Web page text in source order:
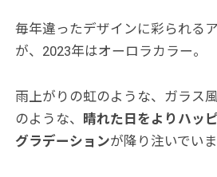
毎年違ったデザインに彩られる
が、2023年はオーロラカラー。
雨上がりの虹のような、ガラス
のような、 晴れた日をよりハッ
グラデーションが降り注いでいま